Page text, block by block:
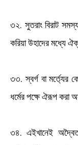
৩২. সুতরাং বিরাট
করিয়া উহাদের মধ্যে
৩৩. স্বর্গ বা মর্ত্যের
ধর্মের পক্ষে ঐরূপ করা
৩৪. এইখানেই